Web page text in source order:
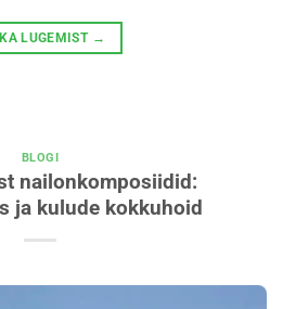
LUGEMIST →
BLOGI
nailonkomposiidid:
ja kulude kokkuhoid